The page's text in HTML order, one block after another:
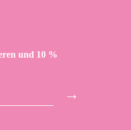
und 10 %
→